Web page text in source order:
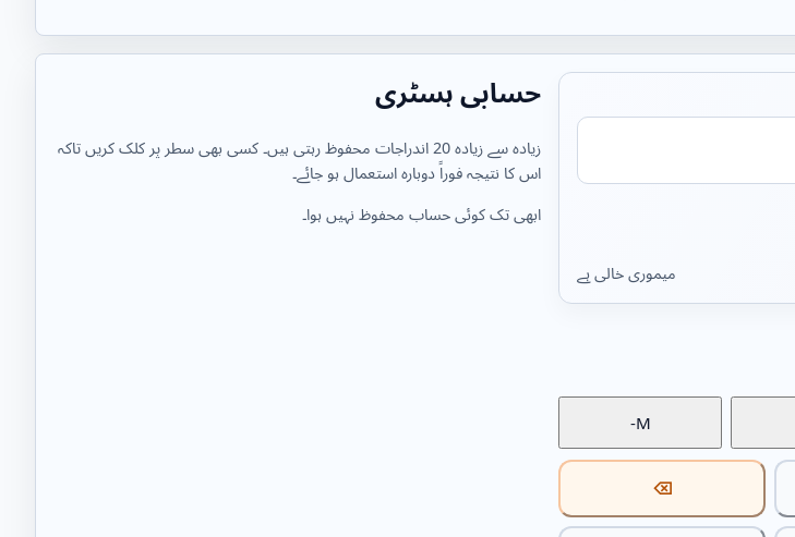
میموری خالی ہے
M-
⌫
حسابی ہسٹری
زیادہ سے زیادہ 20 اندراجات محفوظ رہتی ہیں۔ کسی بھی سطر پر کلک کریں تاکہ
اس کا نتیجہ فوراً دوبارہ استعمال ہو جائے۔
ابھی تک کوئی حساب محفوظ نہیں ہوا۔